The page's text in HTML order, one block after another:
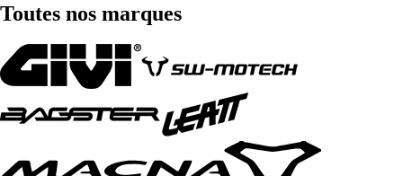
Toutes nos marques